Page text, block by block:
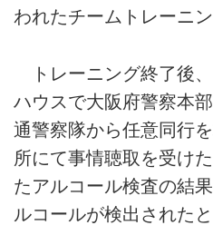
われたチームトレーニ
トレーニング終了後
ハウスで大阪府警察本
通警察隊から任意同行
所にて事情聴取を受け
たアルコール検査の結
ルコールが検出されたと